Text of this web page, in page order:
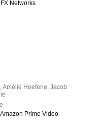
Networks
,Amélie Hoeferle ,Jacob
Prime Video